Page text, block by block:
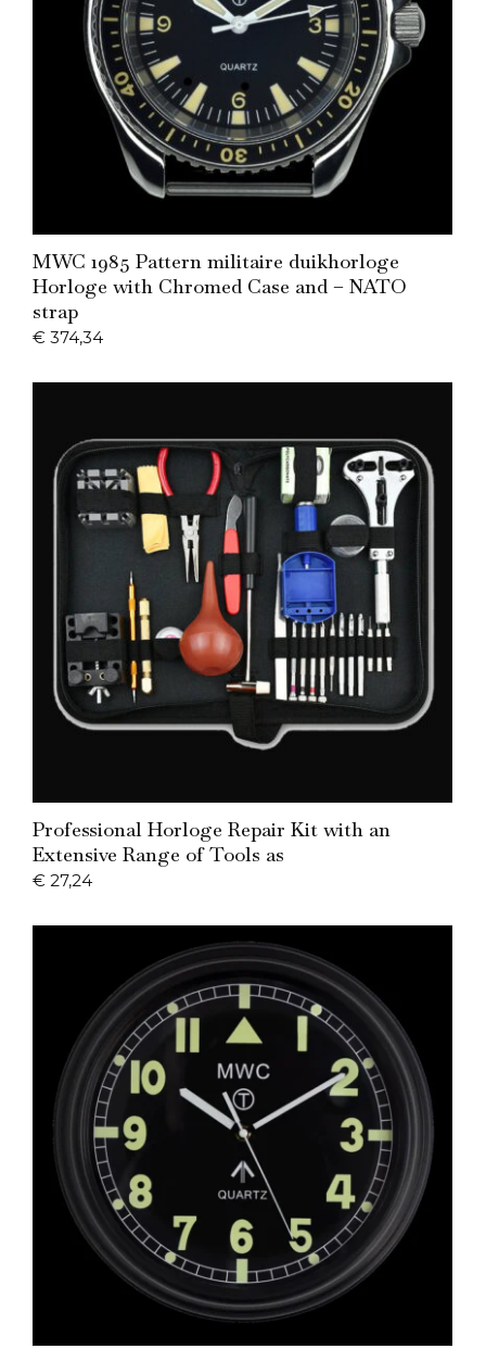
MWC 1985 Pattern militaire duikhorloge
Horloge with Chromed Case and – NATO
strap
€ 374,34
Professional Horloge Repair Kit with an
Extensive Range of Tools as
€ 27,24